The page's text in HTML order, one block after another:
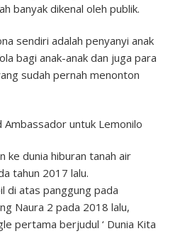
banyak dikenal oleh publik.
sendiri adalah penyanyi anak
bagi anak-anak dan juga para
sudah pernah menonton
ke dunia hiburan tanah air
tahun 2017 lalu.
di atas panggung pada
Naura 2 pada 2018 lalu,
pertama berjudul ‘ Dunia Kita